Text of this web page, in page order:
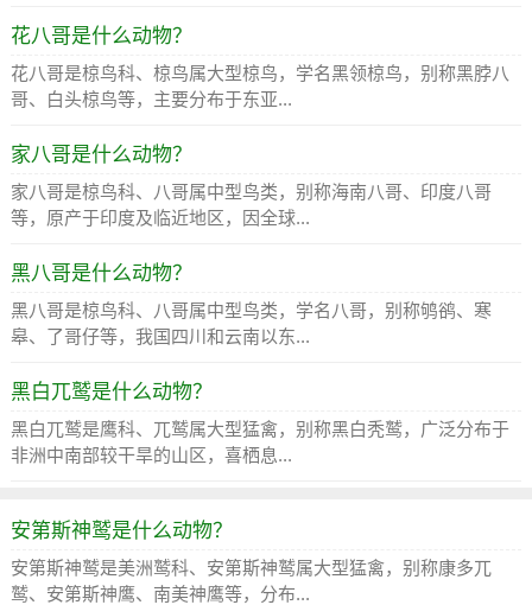
花八哥是什么动物？
花八哥是椋鸟科、椋鸟属大型椋鸟，学名黑领椋鸟，别称黑脖八
哥、白头椋鸟等，主要分布于东亚...
家八哥是什么动物？
家八哥是椋鸟科、八哥属中型鸟类，别称海南八哥、印度八哥
等，原产于印度及临近地区，因全球...
黑八哥是什么动物？
黑八哥是椋鸟科、八哥属中型鸟类，学名八哥，别称鸲鹆、寒
皋、了哥仔等，我国四川和云南以东...
黑白兀鹫是什么动物？
黑白兀鹫是鹰科、兀鹫属大型猛禽，别称黑白秃鹫，广泛分布于
非洲中南部较干旱的山区，喜栖息...
安第斯神鹫是什么动物？
安第斯神鹫是美洲鹫科、安第斯神鹫属大型猛禽，别称康多兀
鹫、安第斯神鹰、南美神鹰等，分布...